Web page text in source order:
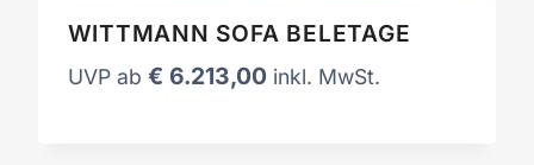
WITTMANN SOFA BELETAGE
UVP ab € 6.213,00 inkl. MwSt.